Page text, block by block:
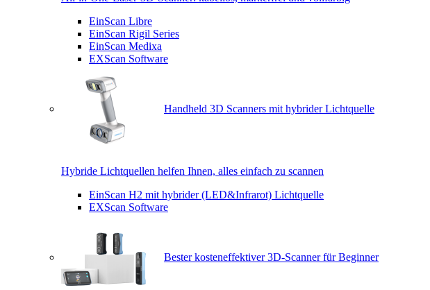
EinScan Libre
EinScan Rigil Series
EinScan Medixa
EXScan Software
Handheld 3D Scanners mit hybrider Lichtquelle
Hybride Lichtquellen helfen Ihnen, alles einfach zu scannen
EinScan H2 mit hybrider (LED&Infrarot) Lichtquelle
EXScan Software
Bester kosteneffektiver 3D-Scanner für Beginner